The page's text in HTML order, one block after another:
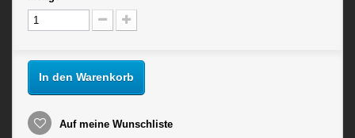
In den Warenkorb
Auf meine Wunschliste